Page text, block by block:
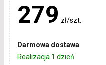
279 zł/szt.
Darmowa dostawa
Realizacja 1 dzień